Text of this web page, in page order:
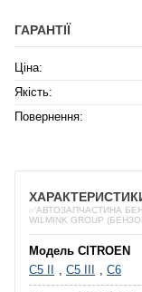
ГАРАНТІЇ
Ціна:
Якість:
Повернення:
✅АВТОЗАПЧАСТИНА
WILMINK GROUP
Модель CITROEN
C5 II
, C5 III , C6